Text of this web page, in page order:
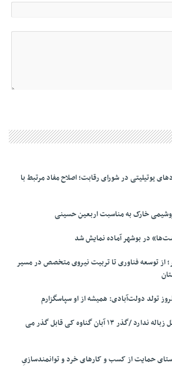
یوتیلیتی در شورای رقابت؛ اصلاح مفاد مرتبط با
خارک به مناسبت اربعین حسینی
در بوشهر آماده نمایش شد
از توسعه فناوری تا تربیت نیروی متخصص در مسیر
تولد دولت‌آبادی: همیشه از او سپاسگزارم
گذری که حتی یک سطل زباله ندارد /گذر ۱۳ آبان گناوه کی قابل گذر می
حمایت از کسب و کارهای خرد و توانمندسازیِ